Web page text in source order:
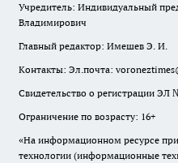
Учредитель: Индивидуальный
Владимирович
Главный редактор: Имешев Э. И.
Контакты: Эл.почта:
Свидетельство о регистрации ЭЛ
Ограничение по возрасту: 16+
«На информационном ресурсе
технологии (информационные